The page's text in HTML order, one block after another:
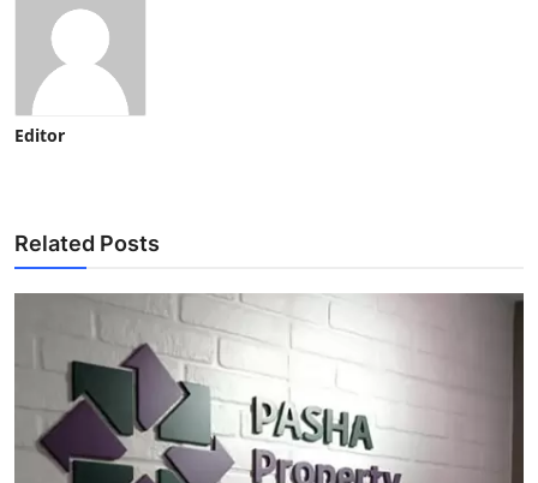
Editor
Related Posts